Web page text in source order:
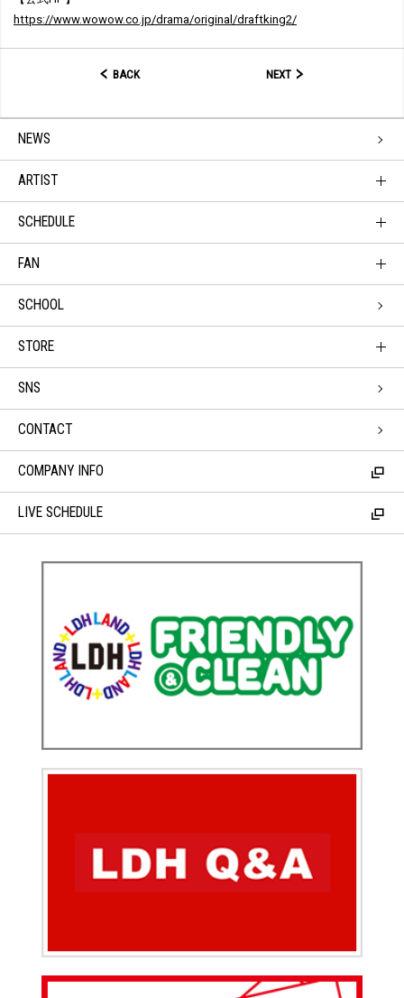
https://www.wowow.co.jp/drama/original/draftking2/
BACK NEXT
NEWS
ARTIST
SCHEDULE
FAN
SCHOOL
STORE
SNS
CONTACT
COMPANY INFO
LIVE SCHEDULE